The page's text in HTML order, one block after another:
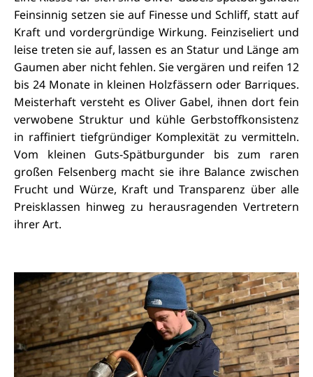
Feinsinnig setzen sie auf Finesse und Schliff, statt auf
Kraft und vordergründige Wirkung. Feinziseliert und
leise treten sie auf, lassen es an Statur und Länge am
Gaumen aber nicht fehlen. Sie vergären und reifen 12
bis 24 Monate in kleinen Holzfässern oder Barriques.
Meisterhaft versteht es Oliver Gabel, ihnen dort fein
verwobene Struktur und kühle Gerbstoffkonsistenz
in raffiniert tiefgründiger Komplexität zu vermitteln.
Vom kleinen Guts-Spätburgunder bis zum raren
großen Felsenberg macht sie ihre Balance zwischen
Frucht und Würze, Kraft und Transparenz über alle
Preisklassen hinweg zu herausragenden Vertretern
ihrer Art.